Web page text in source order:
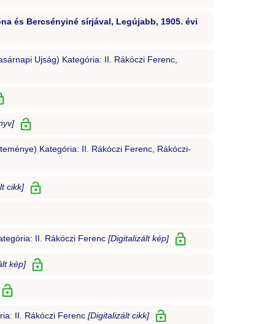
és Bercsényiné sírjával, Legújabb, 1905. évi
Ujság) Kategória: II. Rákóczi Ferenc,
Kategória: II. Rákóczi Ferenc, Rákóczi-
cikk]
II. Rákóczi Ferenc [Digitalizált kép]
kép]
II. Rákóczi Ferenc [Digitalizált cikk]